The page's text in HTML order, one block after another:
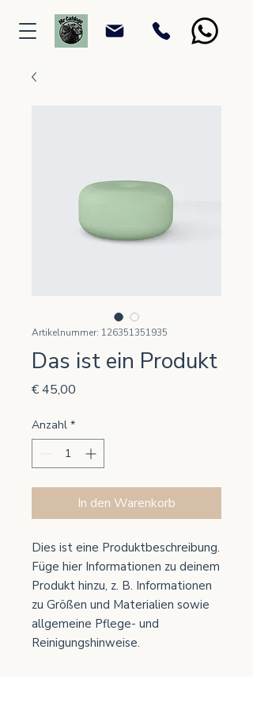
Artikelnummer: 126351351935
Das ist ein Produkt
€ 45,00
Anzahl *
In den Warenkorb
Dies ist eine Produktbeschreibung.
Füge hier Informationen zu deinem
Produkt hinzu, z. B. Informationen
zu Größen und Materialien sowie
allgemeine Pflege- und
Reinigungshinweise.